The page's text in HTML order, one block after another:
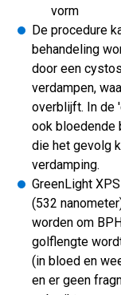
vorm
De procedure
behandeling
door een
verdampen,
overblijft. In de
ook bloedende
die het gevolg
verdamping.
GreenLight
(532
worden om
golflengte
(in bloed en
en er geen